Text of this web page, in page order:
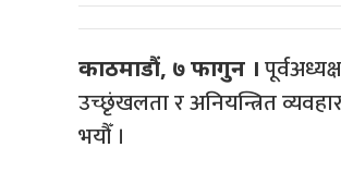
काठमाडौं, ७ फागुन ।
उच्छृंखलता र अनियन्त्रित
भयौँ ।